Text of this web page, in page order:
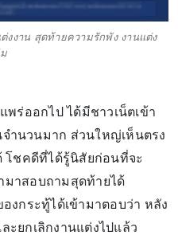
งาน สุดท้ายความรักพัง งานแต่ง
พร่ออกไป ได้มีชาวเน็ตเข้า
จำนวนมาก ส่วนใหญ่เห็นตรง
โชคดีที่ได้รู้นิสัยก่อนที่จะ
าสอบถามสุดท้ายได้
งกระทู้ได้เข้ามาตอบว่า หลัง
ะยกเลิกงานแต่งไปแล้ว